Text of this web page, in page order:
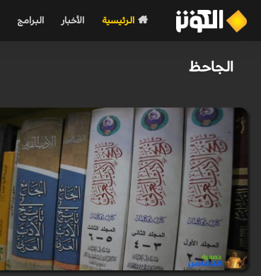
الرئيسية الأخبار البرامج
الجاحظ